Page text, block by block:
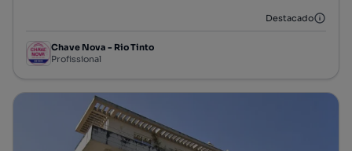
Destacado
Chave Nova - Rio Tinto
Profissional